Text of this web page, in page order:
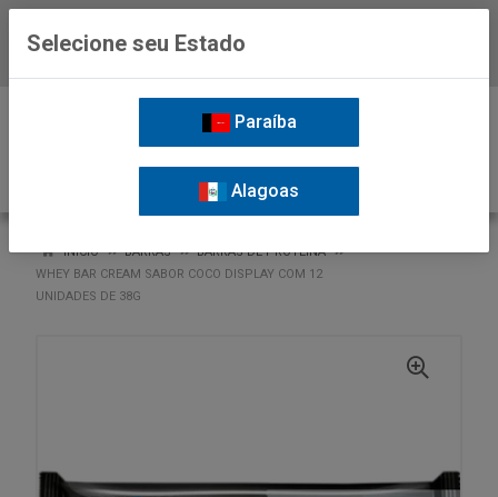
INÍCIO BARRAS
BARRAS DE PROTEINA
WHEY BAR CREAM SABOR COCO DISPLAY COM 12
UNIDADES DE 38G
Selecione seu Estado
Paraíba
Alagoas